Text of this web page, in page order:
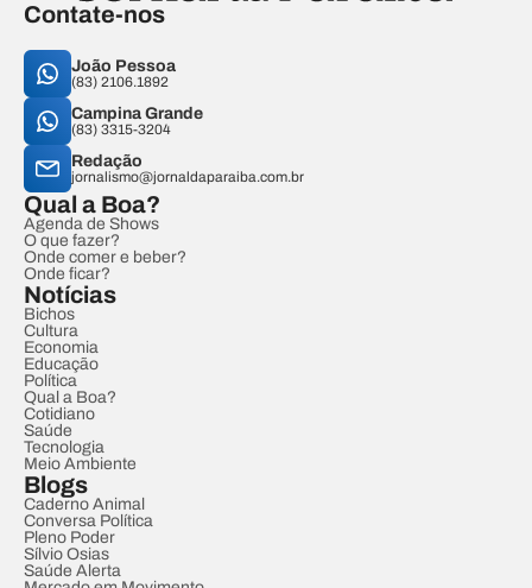
Contate-nos
João Pessoa
(83) 2106.1892
Campina Grande
(83) 3315-3204
Redação
jornalismo@jornaldaparaiba.com.br
Qual a Boa?
Agenda de Shows
O que fazer?
Onde comer e beber?
Onde ficar?
Notícias
Bichos
Cultura
Economia
Educação
Política
Qual a Boa?
Cotidiano
Saúde
Tecnologia
Meio Ambiente
Blogs
Caderno Animal
Conversa Política
Pleno Poder
Sílvio Osias
Saúde Alerta